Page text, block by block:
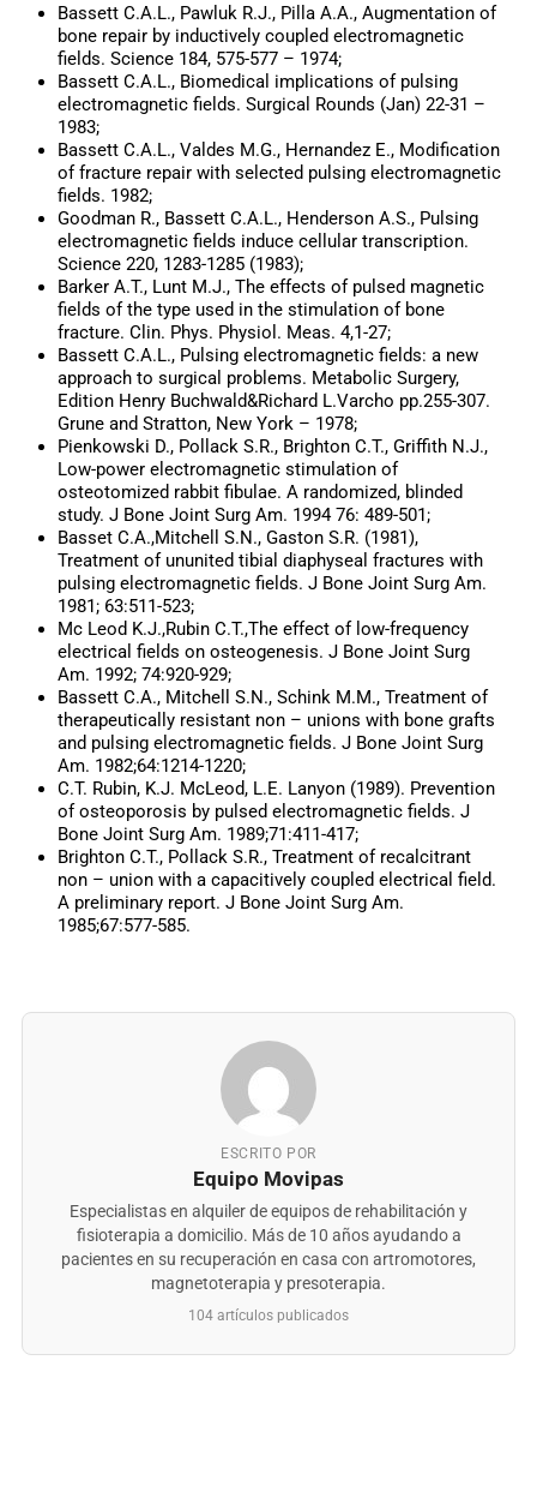
Bassett C.A.L., Pawluk R.J., Pilla A.A., Augmentation of
bone repair by inductively coupled electromagnetic
fields. Science 184, 575-577 – 1974;
Bassett C.A.L., Biomedical implications of pulsing
electromagnetic fields. Surgical Rounds (Jan) 22-31 –
1983;
Bassett C.A.L., Valdes M.G., Hernandez E., Modification
of fracture repair with selected pulsing electromagnetic
fields. 1982;
Goodman R., Bassett C.A.L., Henderson A.S., Pulsing
electromagnetic fields induce cellular transcription.
Science 220, 1283-1285 (1983);
Barker A.T., Lunt M.J., The effects of pulsed magnetic
fields of the type used in the stimulation of bone
fracture. Clin. Phys. Physiol. Meas. 4,1-27;
Bassett C.A.L., Pulsing electromagnetic fields: a new
approach to surgical problems. Metabolic Surgery,
Edition Henry Buchwald&Richard L.Varcho pp.255-307.
Grune and Stratton, New York – 1978;
Pienkowski D., Pollack S.R., Brighton C.T., Griffith N.J.,
Low-power electromagnetic stimulation of
osteotomized rabbit fibulae. A randomized, blinded
study. J Bone Joint Surg Am. 1994 76: 489-501;
Basset C.A.,Mitchell S.N., Gaston S.R. (1981),
Treatment of ununited tibial diaphyseal fractures with
pulsing electromagnetic fields. J Bone Joint Surg Am.
1981; 63:511-523;
Mc Leod K.J.,Rubin C.T.,The effect of low-frequency
electrical fields on osteogenesis. J Bone Joint Surg
Am. 1992; 74:920-929;
Bassett C.A., Mitchell S.N., Schink M.M., Treatment of
therapeutically resistant non – unions with bone grafts
and pulsing electromagnetic fields. J Bone Joint Surg
Am. 1982;64:1214-1220;
C.T. Rubin, K.J. McLeod, L.E. Lanyon (1989). Prevention
of osteoporosis by pulsed electromagnetic fields. J
Bone Joint Surg Am. 1989;71:411-417;
Brighton C.T., Pollack S.R., Treatment of recalcitrant
non – union with a capacitively coupled electrical field.
A preliminary report. J Bone Joint Surg Am.
1985;67:577-585.
ESCRITO POR
Equipo Movipas
Especialistas en alquiler de equipos de rehabilitación y
fisioterapia a domicilio. Más de 10 años ayudando a
pacientes en su recuperación en casa con artromotores,
magnetoterapia y presoterapia.
104 artículos publicados